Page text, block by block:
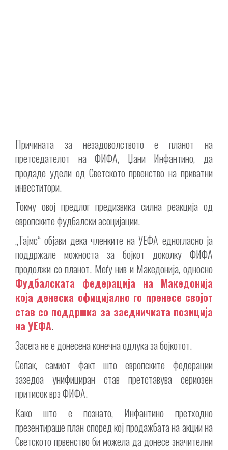
Причината за незадоволството е планот на
претседателот на ФИФА, Џани Инфантино, да
продаде удели од Светското првенство на приватни
инвеститори.
Токму овој предлог предизвика силна реакција од
европските фудбалски асоцијации.
„Тајмс“ објави дека членките на УЕФА едногласно ја
поддржале можноста за бојкот доколку ФИФА
продолжи со планот. Меѓу нив и Македонија, односно
Фудбалската федерација на Македонија
која денеска официјално го пренесе својот
став со поддршка за заедничката позиција
на УЕФА.
Засега не е донесена конечна одлука за бојкотот.
Сепак, самиот факт што европските федерации
зазедоа унифициран став претставува сериозен
притисок врз ФИФА.
Како што е познато, Инфантино претходно
презентираше план според кој продажбата на акции на
Светското првенство би можела да донесе значителни